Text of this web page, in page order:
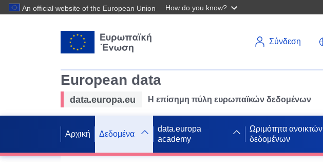
An official website of the European Union How do you know?
Σύνδεση
European data
data.europa.eu Η επίσημη πύλη ευρωπαϊκών δεδομένων
Αρχική Δεδομένα
data.europa
academy
Ωριμότητα ανοικτών
δεδομένων